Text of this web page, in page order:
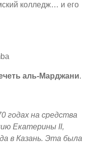
колледж… и его
аль-Марджани.
годах на средства
Екатерины II,
в Казань. Эта была